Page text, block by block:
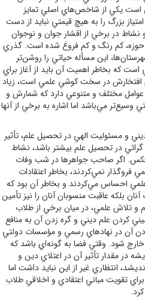
است يکي از شاخصهاي اصلي تمايز
بزرگ را به هيچ قيمتي نبايد از دست
نشاط در برخي از اقشار جوان و نوجوان
کم رنگ و کم فروغ شده است. گذري
اين مسأله حياتي را روشنتر
که بخاطر اهميت آن بايد از آغاز براي
افتخارش در سخت کوشي علمي است، زياد
مختلف و متنوعي دارد که شمارش و
وسيعتر مي‌باشد اما اشاره به برخي از آنها
و مسئوليت الهي در تحصيل علم، تأثير
گرائي در تحصيل علم بيشتر باشد، نشاط
اگر صاحب جواهرها در شب وفات
فروگذار نمي‌کردند، بخاطر اعتقادات
احساس مي‌کردند و بخاطر آن بود که
بلکه عاقبت منسوبان آنان را نيز تأمين
و تلاش علمي، در ميان برخي از طلاب
علم ديني و گره زدن آن به منافع
آن در نهادهاي رسمي و مؤسسات دولتي
خارج شود. وقتي فضا به گونهاي باشد که
در مقدار تأثير آن در اعتلاي دين و
انتظاري غير از اين نبايد داشت اما
تقويت مباني اعتقادي و اخلاقي طلاب